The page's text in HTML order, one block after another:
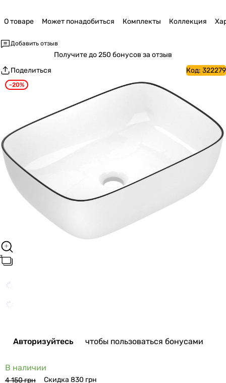
О товаре Может понадобиться Комплекты Коллекция
Добавить отзыв
Получитедо 250 бонусов за отзыв
Поделиться
Код: 322279
-20%
Авторизуйтесь чтобы пользоваться бонусами
В наличии
4 150 грн Скидка 830 грн